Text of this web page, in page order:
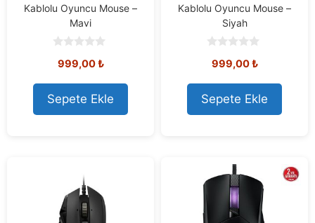
Kablolu Oyuncu Mouse –
Mavi
o
t
o
f
5
999,00₺
Sepete Ekle
Kablolu Oyuncu Mouse –
Siyah
o
t
o
f
5
999,00₺
Sepete Ekle